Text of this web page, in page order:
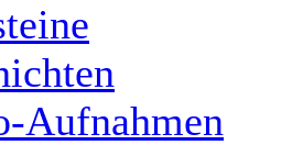
Aufnahmen